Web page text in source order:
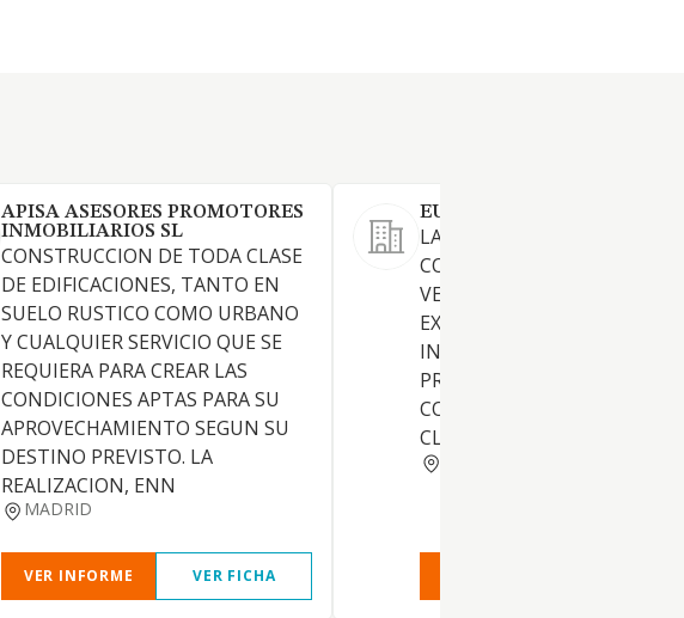
APISA ASESORES PROMOTORES
INMOBILIARIOS SL
CONSTRUCCION DE TODA CLASE
DE EDIFICACIONES, TANTO EN
SUELO RUSTICO COMO URBANO
Y CUALQUIER SERVICIO QUE SE
REQUIERA PARA CREAR LAS
CONDICIONES APTAS PARA SU
APROVECHAMIENTO SEGUN SU
DESTINO PREVISTO. LA
REALIZACION, ENN
MADRID
VER INFORME VER FICHA
EUROSESEÑA SL
LA PROMOCION,
CONSTRUCCION, COMPRA,
VENTA, ARRENDAMIENTO Y
EXPLOTACION DE TODA
INMUEBLES, LA
PROYECTOS DE OBRAS Y
CONSTRUCCIONES DE TODA
CLASE